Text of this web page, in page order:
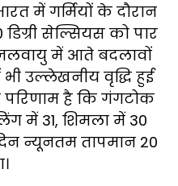
में गर्मियों के दौरान
सेल्सियस को पार
में आते बदलावों
उल्लेखनीय वृद्धि हुई
परिणाम है कि गंगटोक
में 31, शिमला में 30
न्यूनतम तापमान 20